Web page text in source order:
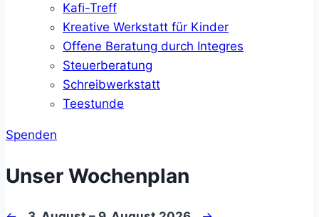
Kafi-Treff
Kreative Werkstatt für Kinder
Offene Beratung durch Integres
Steuerberatung
Schreibwerkstatt
Teestunde
Spenden
Unser Wochenplan